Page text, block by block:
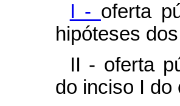
I - oferta
hipóteses
II - oferta
do inciso I do